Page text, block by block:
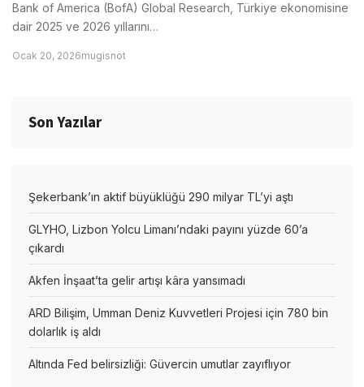
Bank of America (BofA) Global Research, Türkiye ekonomisine
dair 2025 ve 2026 yıllarını…
Ocak 20, 2026mugisnot
Son Yazılar
Şekerbank’ın aktif büyüklüğü 290 milyar TL’yi aştı
GLYHO, Lizbon Yolcu Limanı’ndaki payını yüzde 60’a
çıkardı
Akfen İnşaat’ta gelir artışı kâra yansımadı
ARD Bilişim, Umman Deniz Kuvvetleri Projesi için 780 bin
dolarlık iş aldı
Altında Fed belirsizliği: Güvercin umutlar zayıflıyor